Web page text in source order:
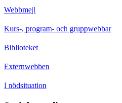
Webbmejl
Kurs-, program- och gruppwebbar
Biblioteket
Externwebben
I nödsituation